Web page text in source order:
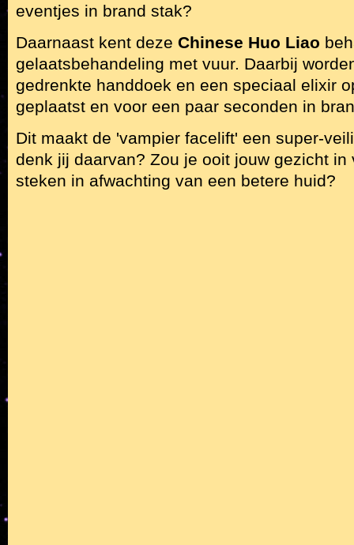
eventjes in brand stak?
Daarnaast kent deze Chinese Huo Liao
gelaatsbehandeling met vuur. Daarbij
gedrenkte handdoek en een speciaal elixir
geplaatst en voor een paar seconden in
Dit maakt de 'vampier facelift' een super-
denk jij daarvan? Zou je ooit jouw gezicht in
steken in afwachting van een betere huid?